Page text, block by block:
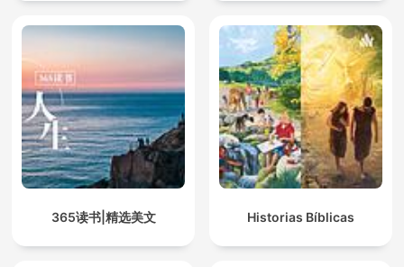
365读书|精选美文 Historias Bíblicas